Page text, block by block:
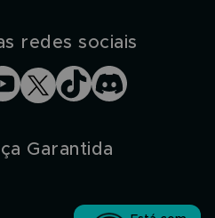
redes sociais
Garantida